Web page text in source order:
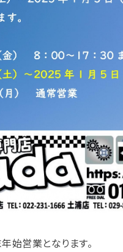
始営業となります。